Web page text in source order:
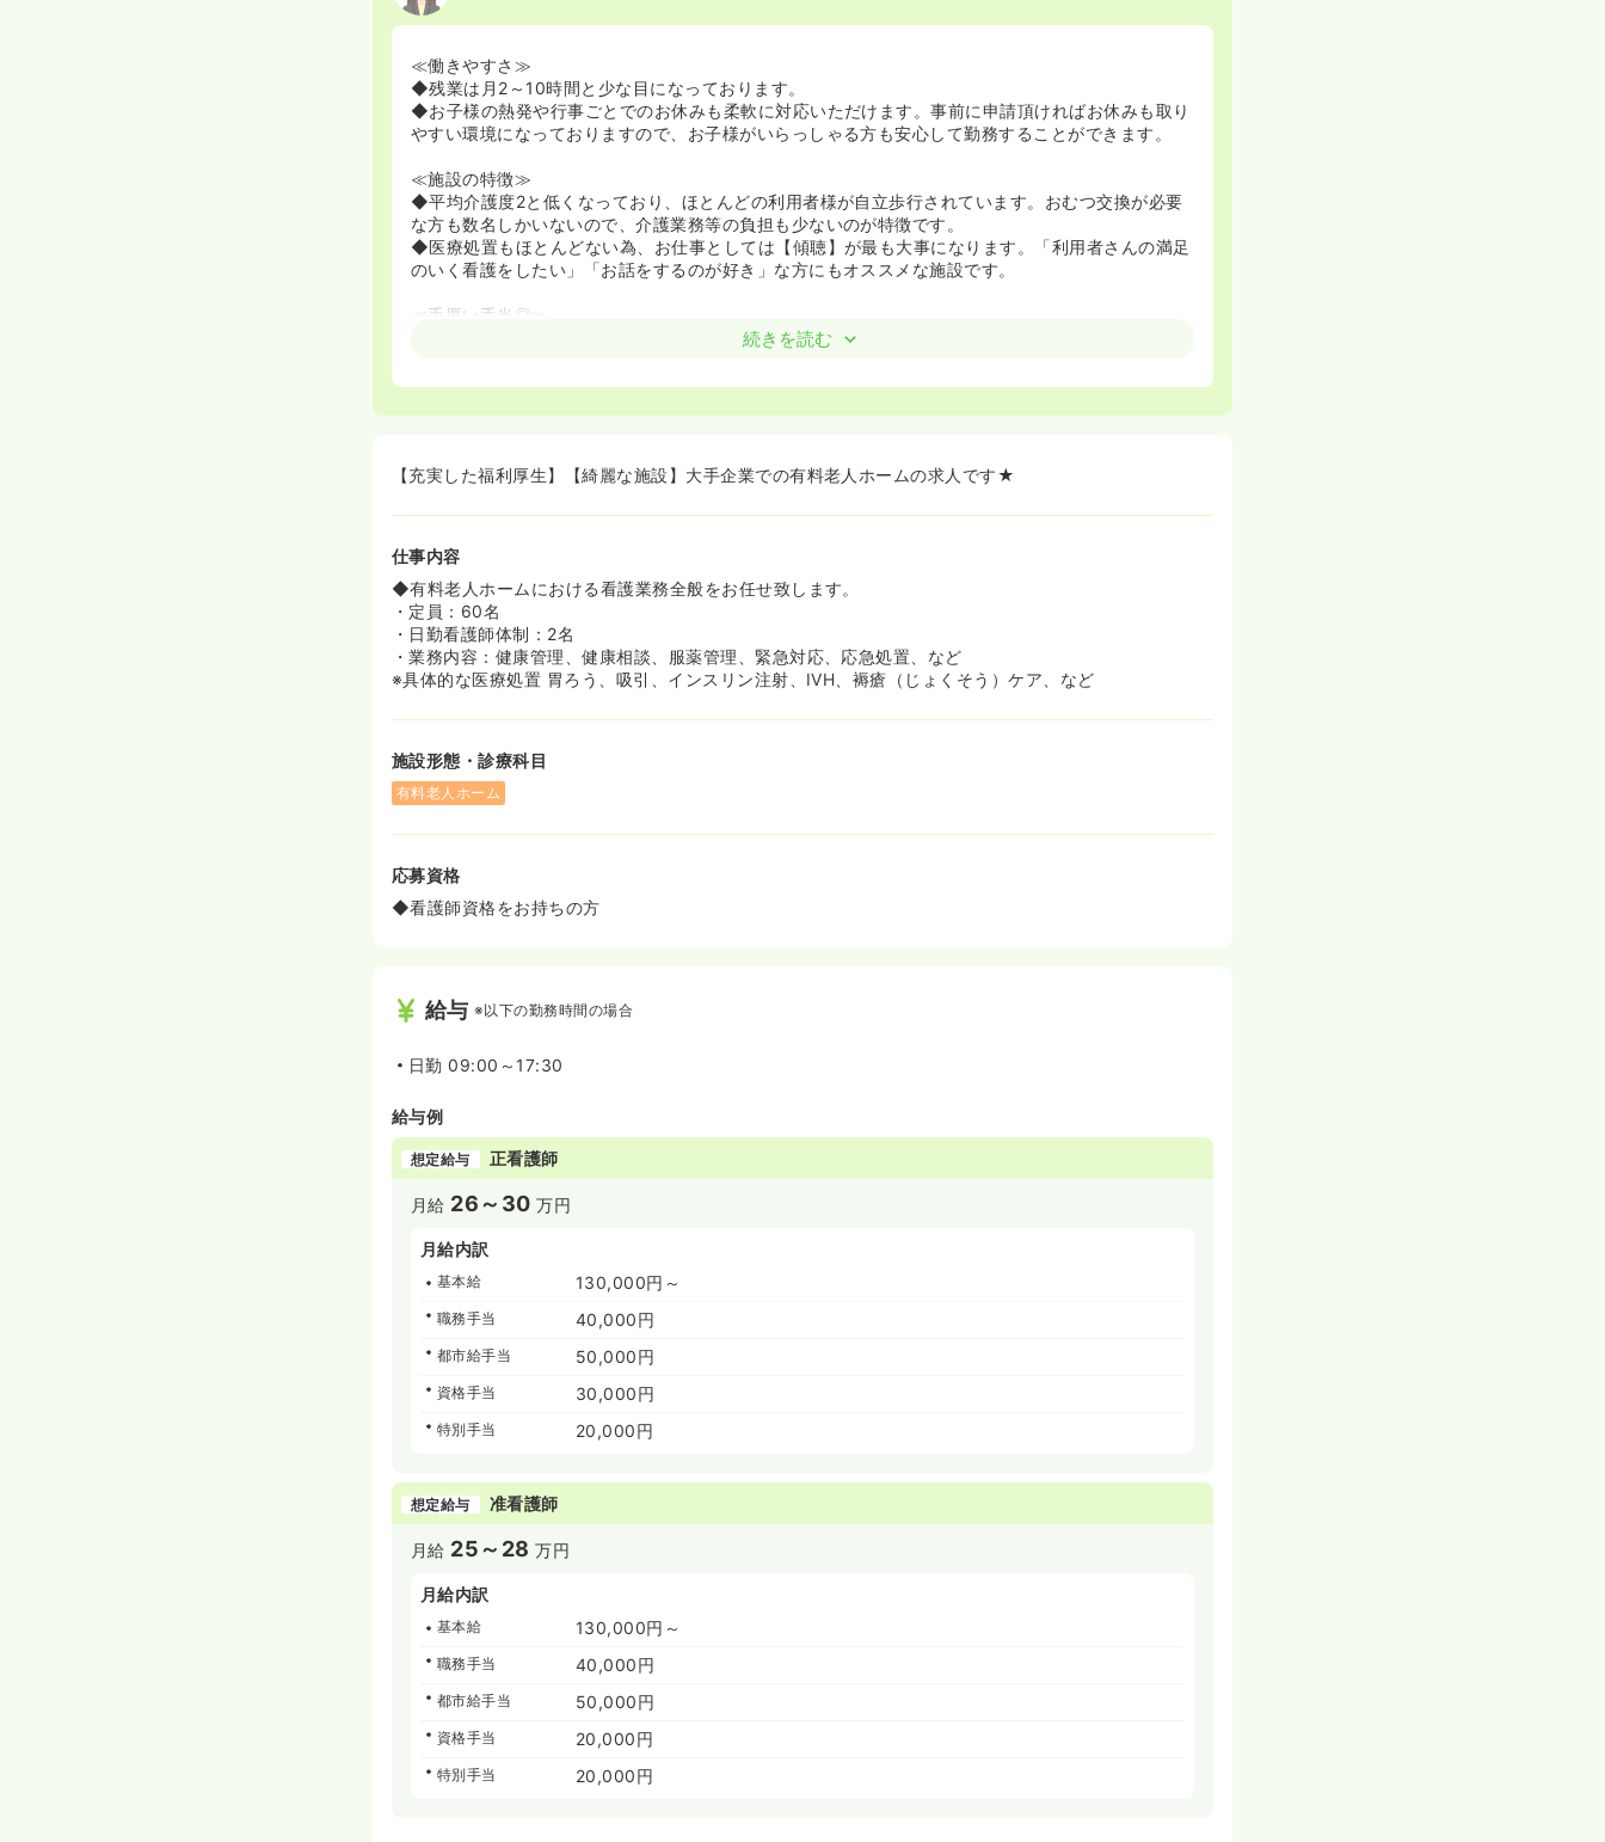
≪働きやすさ≫
◆残業は月2～10時間と少な目になっております。
◆お子様の熱発や行事ごとでのお休みも柔軟に対応いただけます。事前に申請頂ければお休みも取り
やすい環境になっておりますので、お子様がいらっしゃる方も安心して勤務することができます。
≪施設の特徴≫
◆平均介護度2と低くなっており、ほとんどの利用者様が自立歩行されています。おむつ交換が必要
な方も数名しかいないので、介護業務等の負担も少ないのが特徴です。
◆医療処置もほとんどない為、お仕事としては【傾聴】が最も大事になります。「利用者さんの満足
のいく看護をしたい」「お話をするのが好き」な方にもオススメな施設です。
≪手厚い手当◎≫
◆全国転勤が可能な方には最大で家賃7割補助＋転勤手当が支給となります。※会社規定有
続きを読む
【充実した福利厚生】【綺麗な施設】大手企業での有料老人ホームの求人です★
仕事内容
◆有料老人ホームにおける看護業務全般をお任せ致します。
・定員：60名
・日勤看護師体制：2名
・業務内容：健康管理、健康相談、服薬管理、緊急対応、応急処置、など
※具体的な医療処置 胃ろう、吸引、インスリン注射、IVH、褥瘡（じょくそう）ケア、など
施設形態・診療科目
有料老人ホーム
応募資格
◆看護師資格をお持ちの方
給与 ※以下の勤務時間の場合
日勤 09:00～17:30
給与例
想定給与 正看護師
月給 26～30 万円
月給内訳
基本給 130,000円～
職務手当 40,000円
都市給手当 50,000円
資格手当 30,000円
特別手当 20,000円
想定給与 准看護師
月給 25～28 万円
月給内訳
基本給 130,000円～
職務手当 40,000円
都市給手当 50,000円
資格手当 20,000円
特別手当 20,000円